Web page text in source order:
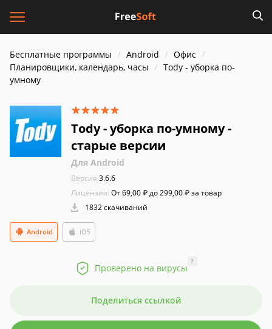
Бесплатные программы Android
Офис
Планировщики, календарь, часы
Tody - уборка по-
умному
Tody - уборка по-умному -
старые версии
Для Android
Версия:3.6.6
Лицензия: От 69,00 ₽ до 299,00 ₽ за товар
1832 скачиваний
Android iOS
Проверено на вирусы
?
Поделиться ссылкой